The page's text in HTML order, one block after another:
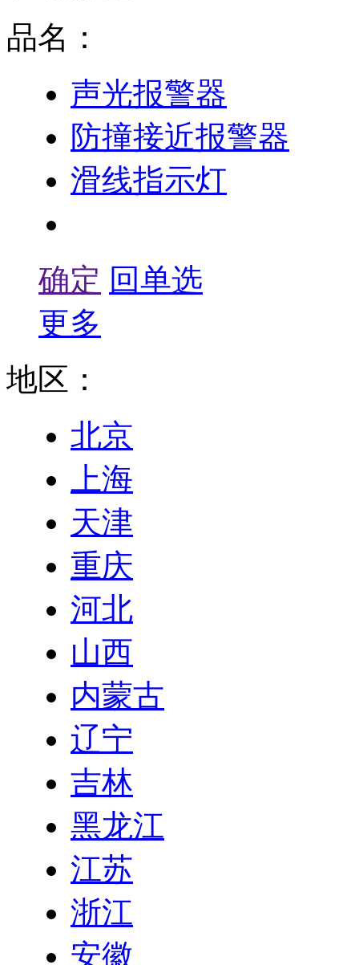
品名：
声光报警器
防撞接近报警器
滑线指示灯
确定 回单选
更多
地区：
北京
上海
天津
重庆
河北
山西
内蒙古
辽宁
吉林
黑龙江
江苏
浙江
安徽